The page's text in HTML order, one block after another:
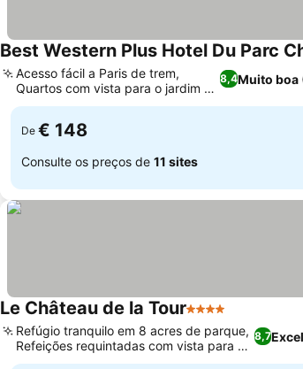
Best Western Plus Hotel Du Parc
8,4Muito boa
Acesso fácil a Paris de trem,
Quartos com vista para o jardim e
terraço
De € 148
Consulte os preços de 11 sites
Le Château de la Tour4 Estrelas
8,7
Refúgio tranquilo em 8 acres de parque,
Refeições requintadas com vista para o
parque